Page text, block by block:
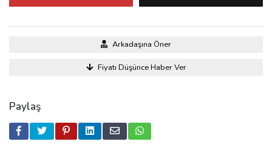
Arkadaşına Öner
Fiyatı Düşünce Haber Ver
Paylaş